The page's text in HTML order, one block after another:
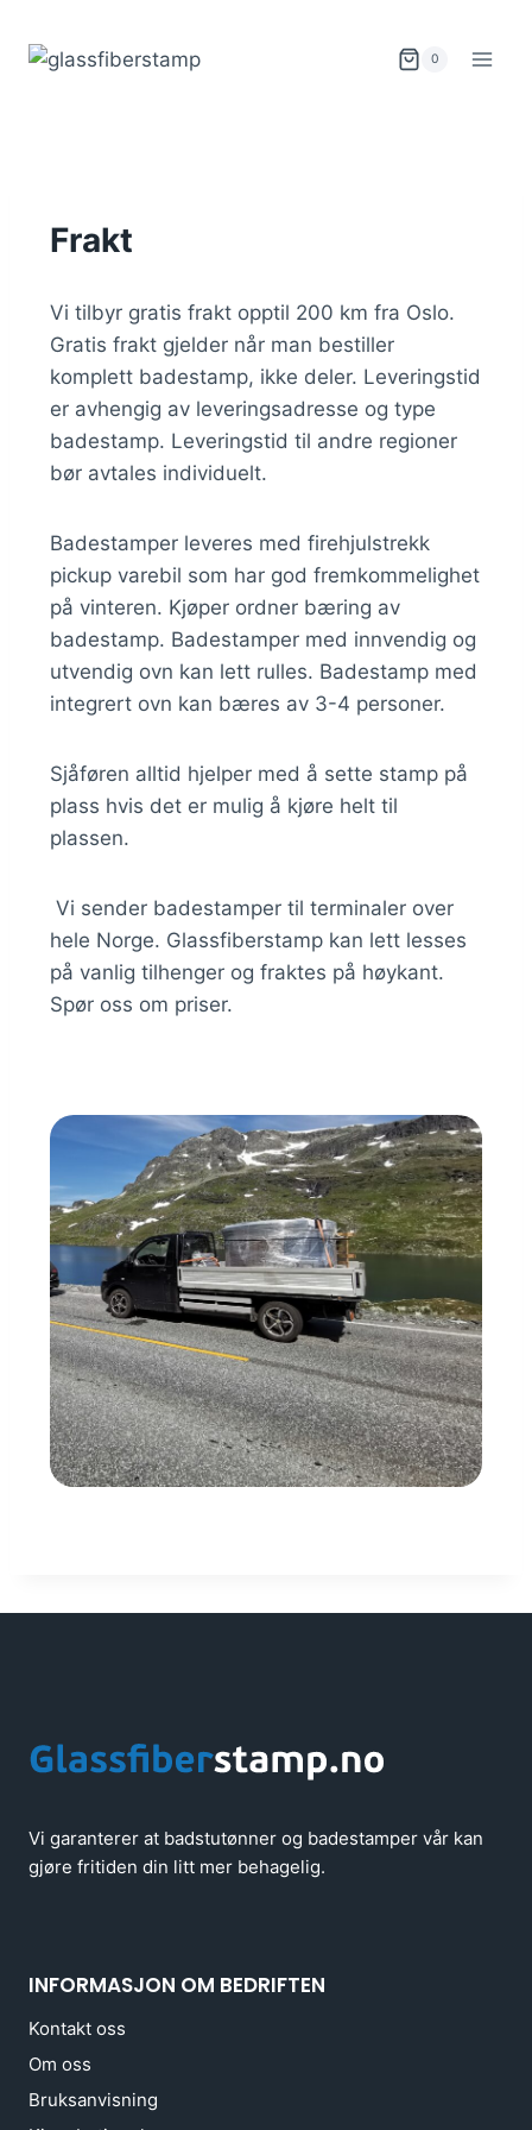
0
Frakt
Vi tilbyr gratis frakt opptil 200 km fra Oslo.
Gratis frakt gjelder når man bestiller
komplett badestamp, ikke deler. Leveringstid
er avhengig av leveringsadresse og type
badestamp. Leveringstid til andre regioner
bør avtales individuelt.
Badestamper leveres med firehjulstrekk
pickup varebil som har god fremkommelighet
på vinteren. Kjøper ordner bæring av
badestamp. Badestamper med innvendig og
utvendig ovn kan lett rulles. Badestamp med
integrert ovn kan bæres av 3-4 personer.
Sjåføren alltid hjelper med å sette stamp på
plass hvis det er mulig å kjøre helt til
plassen.
Vi sender badestamper til terminaler over
hele Norge. Glassfiberstamp kan lett lesses
på vanlig tilhenger og fraktes på høykant.
Spør oss om priser.
Vi garanterer at badstutønner og badestamper vår kan
gjøre fritiden din litt mer behagelig.
INFORMASJON OM BEDRIFTEN
Kontakt oss
Om oss
Bruksanvisning